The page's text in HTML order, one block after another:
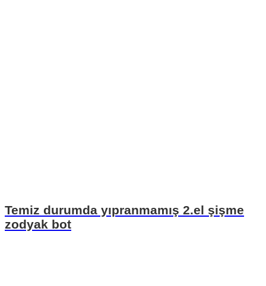
Temiz durumda yıpranmamış 2.el şişme
zodyak bot